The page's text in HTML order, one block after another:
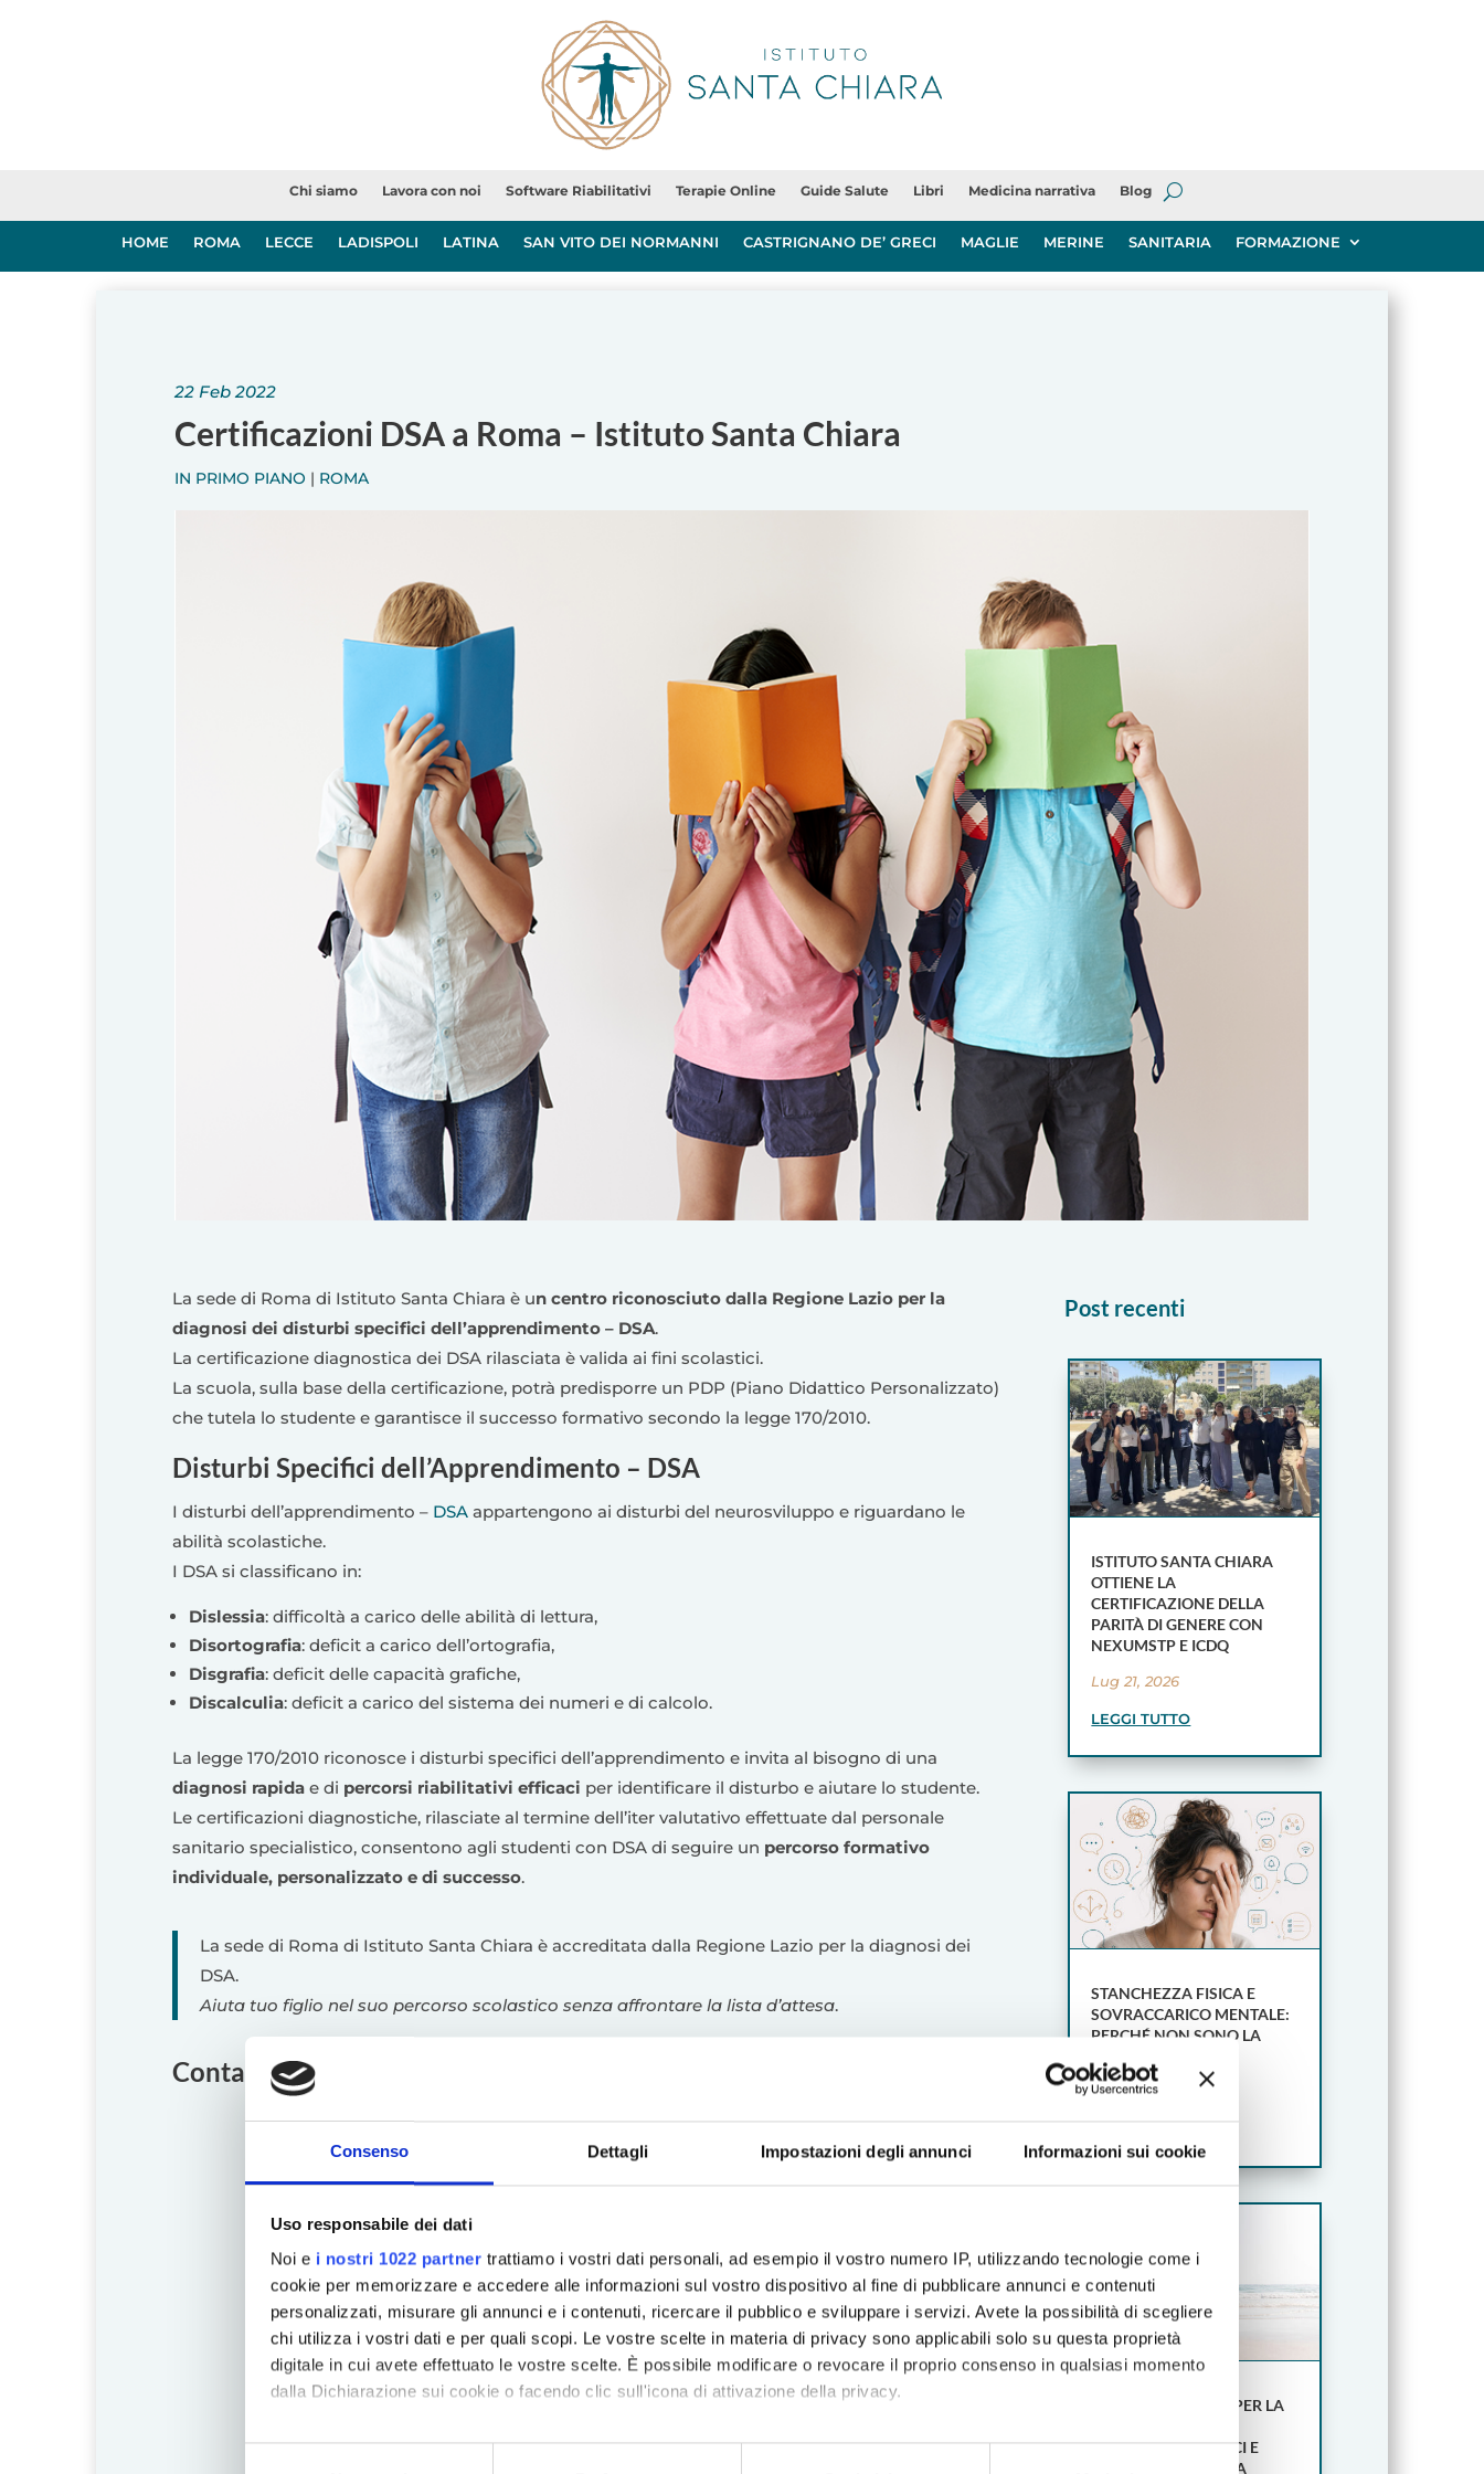
Consenso Dettagli Impostazioni degli annunci Informazioni sui cookie
Uso responsabile dei dati
Noi e i nostri 1022 partner trattiamo i vostri dati personali, ad esempio il vostro numero IP, utilizzando tecnologie come i
cookie per memorizzare e accedere alle informazioni sul vostro dispositivo al fine di pubblicare annunci e contenuti
personalizzati, misurare gli annunci e i contenuti, ricercare il pubblico e sviluppare i servizi. Avete la possibilità di scegliere
chi utilizza i vostri dati e per quali scopi. Le vostre scelte in materia di privacy sono applicabili solo su questa proprietà
digitale in cui avete effettuato le vostre scelte. È possibile modificare o revocare il proprio consenso in qualsiasi momento
dalla Dichiarazione sui cookie o facendo clic sull'icona di attivazione della privacy.
Con il tuo consenso, vorremmo anche:
Chi siamo Lavora con noi Software Riabilitativi Terapie Online Guide Salute Libri Medicina narrativa Blog
HOME ROMA LECCE LADISPOLI LATINA SAN VITO DEI NORMANNI CASTRIGNANO DE’ GRECI MAGLIE MERINE SANITARIA FORMAZIONE
22 Feb 2022
Certificazioni DSA a Roma – Istituto Santa Chiara
IN PRIMO PIANO | ROMA
La sede di Roma di Istituto Santa Chiara è un centro riconosciuto dalla Regione Lazio per la
diagnosi dei disturbi specifici dell’apprendimento – DSA.
La certificazione diagnostica dei DSA rilasciata è valida ai fini scolastici.
La scuola, sulla base della certificazione, potrà predisporre un PDP (Piano Didattico Personalizzato)
che tutela lo studente e garantisce il successo formativo secondo la legge 170/2010.
Disturbi Specifici dell’Apprendimento – DSA
I disturbi dell’apprendimento – DSA appartengono ai disturbi del neurosviluppo e riguardano le
abilità scolastiche.
I DSA si classificano in:
Dislessia: difficoltà a carico delle abilità di lettura,
Disortografia: deficit a carico dell’ortografia,
Disgrafia: deficit delle capacità grafiche,
Discalculia: deficit a carico del sistema dei numeri e di calcolo.
La legge 170/2010 riconosce i disturbi specifici dell’apprendimento e invita al bisogno di una
diagnosi rapida e di percorsi riabilitativi efficaci per identificare il disturbo e aiutare lo studente.
Le certificazioni diagnostiche, rilasciate al termine dell’iter valutativo effettuate dal personale
sanitario specialistico, consentono agli studenti con DSA di seguire un percorso formativo
individuale, personalizzato e di successo.
La sede di Roma di Istituto Santa Chiara è accreditata dalla Regione Lazio per la diagnosi dei
DSA.
Aiuta tuo figlio nel suo percorso scolastico senza affrontare la lista d’attesa.
Contatta la sede di Roma
Post recenti
ISTITUTO SANTA CHIARA
OTTIENE LA
CERTIFICAZIONE DELLA
PARITÀ DI GENERE CON
NEXUMSTP E ICDQ
Lug 21, 2026
LEGGI TUTTO
STANCHEZZA FISICA E
SOVRACCARICO MENTALE:
PERCHÉ NON SONO LA
Lug 21, 2026
CARBOSSITERAPIA PER LA
FUNZIONA, BENEFICI E
QUANDO È INDICATA